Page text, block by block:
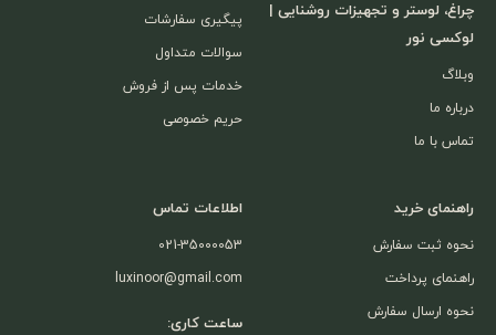
چراغ، لوستر و تجهیزات روشنایی |
لوکسی نور
وبلاگ
درباره ما
تماس با ما
پیگیری سفارشات
سوالات متداول
خدمات پس از فروش
حریم خصوصی
راهنمای خرید
نحوه ثبت سفارش
راهنمای پرداخت
نحوه ارسال سفارش
اطلاعات تماس
021-35000053
luxinoor@gmail.com
ساعت کاری: